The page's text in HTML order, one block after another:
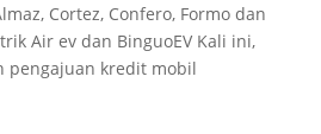
Cortez, Confero, Formo dan
Air ev dan BinguoEV Kali ini,
pengajuan kredit mobil